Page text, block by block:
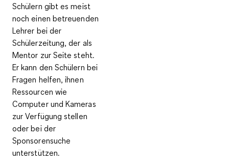
Schülern gibt es meist
noch einen betreuenden
Lehrer bei der
Schülerzeitung, der als
Mentor zur Seite steht.
Er kann den Schülern bei
Fragen helfen, ihnen
Ressourcen wie
Computer und Kameras
zur Verfügung stellen
oder bei der
Sponsorensuche
unterstützen.